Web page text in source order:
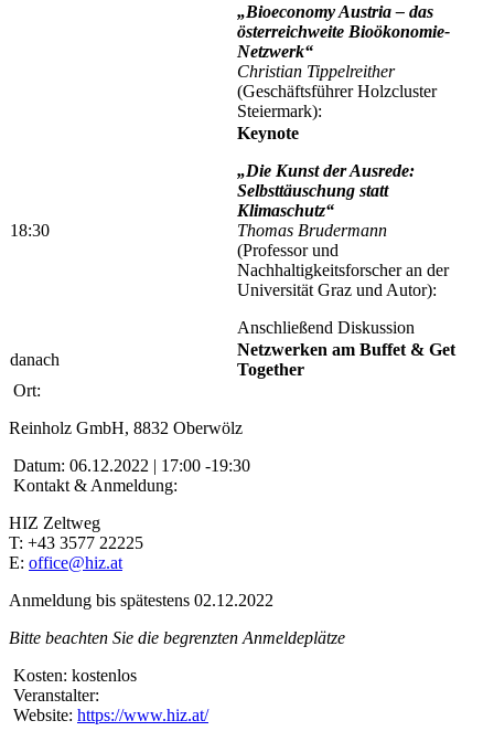
„Bioeconomy Austria – das
österreichweite Bioökonomie-
Netzwerk“
Christian Tippelreither
(Geschäftsführer Holzcluster
Steiermark):
18:30
Keynote
„Die Kunst der Ausrede:
Selbsttäuschung statt
Klimaschutz“
Thomas Brudermann
(Professor und
Nachhaltigkeitsforscher an der
Universität Graz und Autor):
Anschließend Diskussion
danach
Netzwerken am Buffet & Get
Together
Ort:
Reinholz GmbH, 8832 Oberwölz
Datum: 06.12.2022 | 17:00 -19:30
Kontakt & Anmeldung:
HIZ Zeltweg
T: +43 3577 22225
E: office@hiz.at
Anmeldung bis spätestens 02.12.2022
Bitte beachten Sie die begrenzten Anmeldeplätze
Kosten: kostenlos
Veranstalter:
Website: https://www.hiz.at/